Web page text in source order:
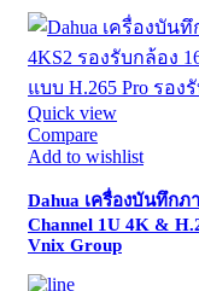
Quick view
Compare
Add to wishlist
Dahua เครื่องบันทึกภ
Channel 1U 4K &
Vnix Group